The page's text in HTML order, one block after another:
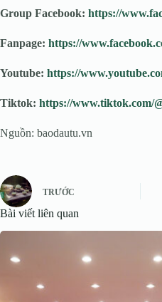
Group Facebook: https://
Fanpage: https://
Youtube: https://
Tiktok: https://www.tiktok.com/
Nguồn: baodautu.vn
TRƯỚC
Bài viết liên quan